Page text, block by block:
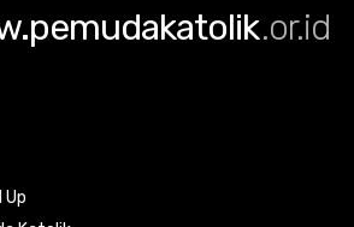
.or.id
Up